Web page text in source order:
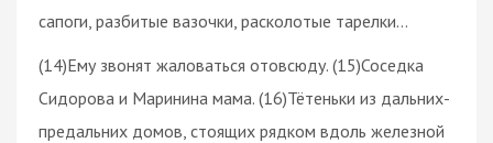
сапоги, разбитые вазочки, расколотые тарелки…
(14)Ему звонят жаловаться отовсюду. (15)Соседка
Сидорова и Маринина мама. (16)Тётеньки из дальних-
предальних домов, стоящих рядком вдоль железной